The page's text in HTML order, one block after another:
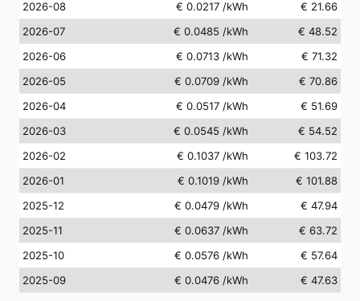
2026-08 € 0.0217 /kWh
€ 21.66
2026-07
€ 0.0485 /kWh
€ 48.52
2026-06
€ 0.0713 /kWh
€ 71.32
2026-05
€ 0.0709 /kWh
€ 70.86
2026-04
€ 0.0517 /kWh
€ 51.69
2026-03
€ 0.0545 /kWh
€ 54.52
2026-02
€ 0.1037 /kWh
€ 103.72
2026-01
€ 0.1019 /kWh
€ 101.88
2025-12
€ 0.0479 /kWh
€ 47.94
2025-11
€ 0.0637 /kWh
€ 63.72
2025-10
€ 0.0576 /kWh
€ 57.64
2025-09
€ 0.0476 /kWh € 47.63